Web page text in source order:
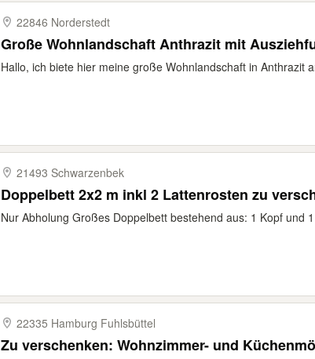
22846 Norderstedt
Große Wohnlandschaft Anthrazit mit
Hallo, ich biete hier meine große Wohnlandschaft in Anthrazit
21493 Schwarzenbek
Doppelbett 2x2 m inkl 2 Lattenrosten zu
Nur Abholung Großes Doppelbett bestehend aus: 1 Kopf und
22335 Hamburg Fuhlsbüttel
Zu verschenken: Wohnzimmer- und